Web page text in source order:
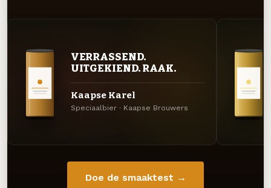
VERRASSEND.
UITGEKIEND. RAAK.
Kaapse Karel
Speciaalbier · Kaapse Brouwers
Doe de smaaktest →